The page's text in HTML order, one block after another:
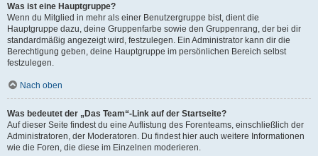
Was ist eine Hauptgruppe?
Wenn du Mitglied in mehr als einer Benutzergruppe bist, dient die
Hauptgruppe dazu, deine Gruppenfarbe sowie den Gruppenrang, der bei dir
standardmäßig angezeigt wird, festzulegen. Ein Administrator kann dir die
Berechtigung geben, deine Hauptgruppe im persönlichen Bereich selbst
festzulegen.
Nach oben
Was bedeutet der „Das Team“-Link auf der Startseite?
Auf dieser Seite findest du eine Auflistung des Forenteams, einschließlich der
Administratoren, der Moderatoren. Du findest hier auch weitere Informationen
wie die Foren, die diese im Einzelnen moderieren.